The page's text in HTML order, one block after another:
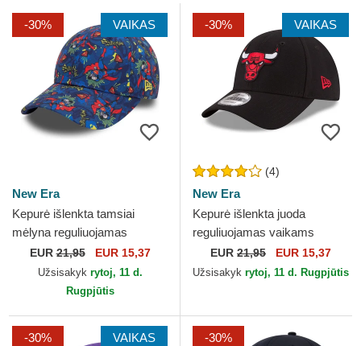
-30% VAIKAS
New Era
Kepurė išlenkta tamsiai
mėlyna reguliuojamas
vaikams 9FORTY All Over
Print Superman DC Comics
EUR21,95 EUR 15,37
Užsisakyk rytoj, 11 d.
Rugpjūtis
-30% VAIKAS
(4)
New Era
Kepurė išlenkta juoda
reguliuojamas vaikams
9FORTY The League
Chicago Bulls NBA New Era
EUR 21,95 EUR 15,37
Užsisakyk rytoj, 11 d. Rugpjūtis
-30% VAIKAS -30%